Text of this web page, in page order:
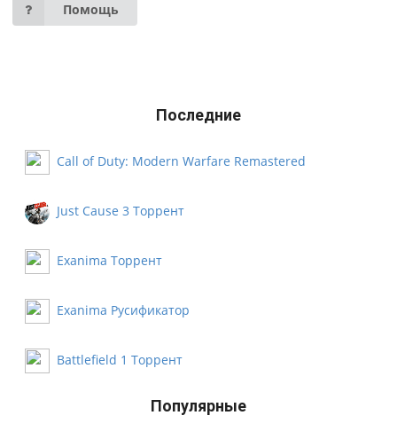
Помощь
Последние
Call of Duty: Modern Warfare Remastered
Just Cause 3 Торрент
Exanima Торрент
Exanima Русификатор
Battlefield 1 Торрент
Популярные